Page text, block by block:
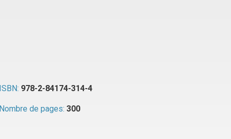
ISBN: 978-2-84174-314-4
Nombre de pages: 300